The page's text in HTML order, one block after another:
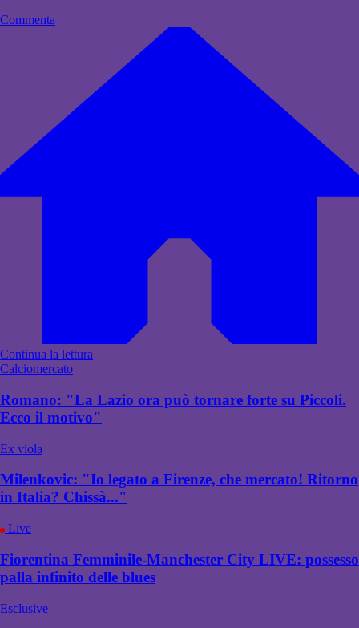
Commenta
Continua la lettura
Calciomercato
Romano: "La Lazio ora può tornare forte su Piccoli.
Ecco il motivo"
Ex viola
Milenkovic: "Io legato a Firenze, che mercato! Ritorno
in Italia? Chissà..."
Live
Fiorentina Femminile-Manchester City LIVE: possesso
palla infinito delle blues
Esclusive